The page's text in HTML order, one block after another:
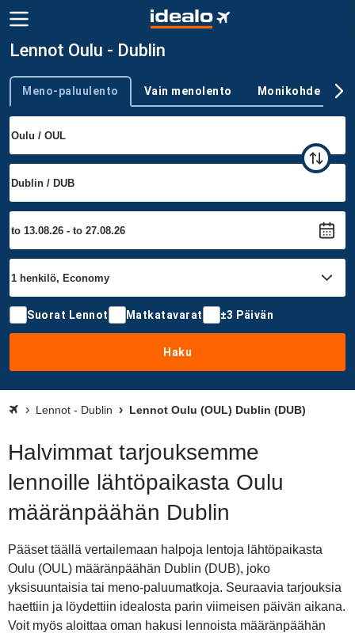
Lennot Oulu - Dublin
Trip type
Meno-paluulento Vain menolento Monikohde
Suorat Lennot Matkatavarat ±3 Päivän
Haku
Lennot - Dublin Lennot Oulu (OUL) Dublin (DUB)
Halvimmat tarjouksemme
lennoille lähtöpaikasta Oulu
määränpäähän Dublin
Pääset täällä vertailemaan halpoja lentoja lähtöpaikasta
Oulu (OUL) määränpäähän Dublin (DUB), joko
yksisuuntaisia tai meno-paluumatkoja. Seuraavia tarjouksia
haettiin ja löydettiin idealosta parin viimeisen päivän aikana.
Voit myös aloittaa oman hakusi lennoista määränpäähän